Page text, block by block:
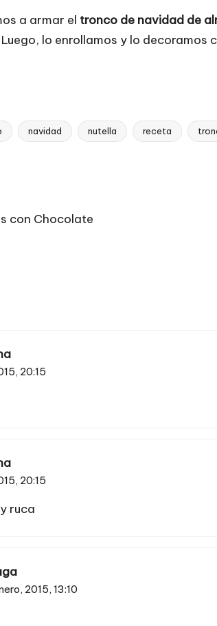
a armar el tronco de navidad de
Luego, lo enrollamos y lo
navidad nutella receta
con Chocolate
20:15
20:15
ruca
2015, 13:10